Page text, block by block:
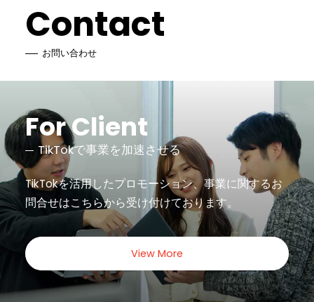
Contact
お問い合わせ
For Client
TikTokで事業を加速させる
TikTokを活用したプロモーション、事業に関するお
問合せはこちらから受け付けております。
View More